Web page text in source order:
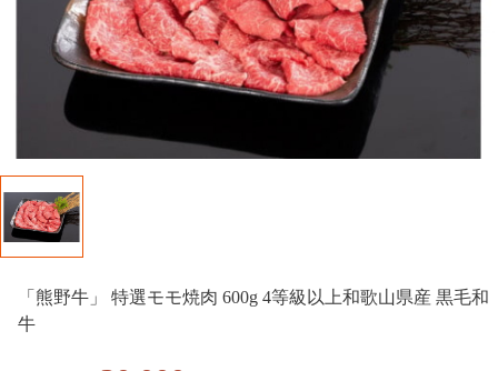
「熊野牛」 特選モモ焼肉 600g 4等級以上和歌山県産 黒毛和
牛